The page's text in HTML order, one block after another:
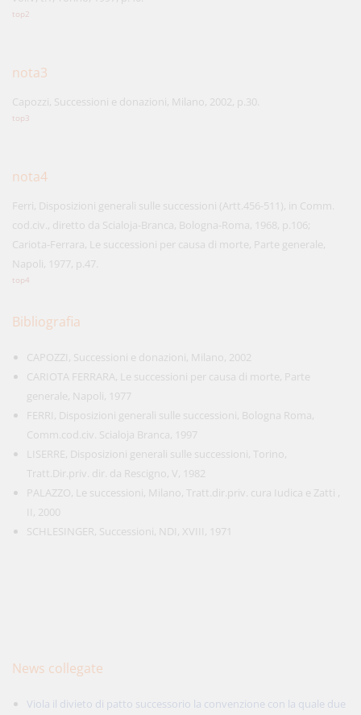
top2
nota3
Capozzi, Successioni e donazioni, Milano, 2002, p.30.
top3
nota4
Ferri, Disposizioni generali sulle successioni (Artt.456-511), in Comm.
cod.civ., diretto da Scialoja-Branca, Bologna-Roma, 1968, p.106;
Cariota-Ferrara, Le successioni per causa di morte, Parte generale,
Napoli, 1977, p.47.
top4
Bibliografia
CAPOZZI, Successioni e donazioni, Milano, 2002
CARIOTA FERRARA, Le successioni per causa di morte, Parte
generale, Napoli, 1977
FERRI, Disposizioni generali sulle successioni, Bologna Roma,
Comm.cod.civ. Scialoja Branca, 1997
LISERRE, Disposizioni generali sulle successioni, Torino,
Tratt.Dir.priv. dir. da Rescigno, V, 1982
PALAZZO, Le successioni, Milano, Tratt.dir.priv. cura Iudica e Zatti ,
II, 2000
SCHLESINGER, Successioni, NDI, XVIII, 1971
News collegate
Viola il divieto di patto successorio la convenzione con la quale due